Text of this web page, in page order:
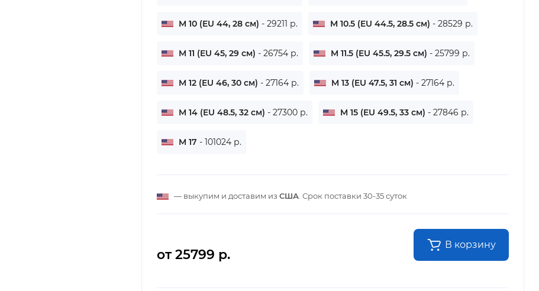
M 10 (EU 44, 28 см) - 29211 р. M 10.5 (EU 44.5, 28.5 см) - 28529 р.
M 11 (EU 45, 29 см) - 26754 р. M 11.5 (EU 45.5, 29.5 см) - 25799 р.
M 12 (EU 46, 30 см) - 27164 р. M 13 (EU 47.5, 31 см) - 27164 р.
M 14 (EU 48.5, 32 см) - 27300 р. M 15 (EU 49.5, 33 см) - 27846 р.
M 17 - 101024 р.
— выкупим и доставим из США . Срок поставки 30-35 суток
от 25799 р.
В корзину